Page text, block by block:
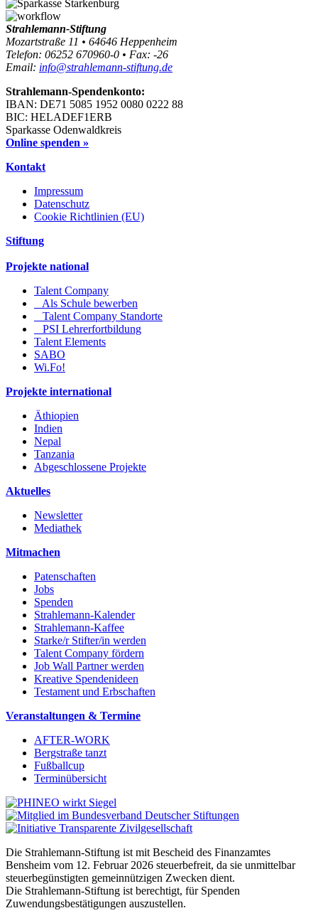
Strahlemann-Stiftung
Mozartstraße 11 • 64646 Heppenheim
Telefon: 06252 670960-0 • Fax: -26
Email: info@strahlemann-stiftung.de
Strahlemann-Spendenkonto:
IBAN: DE71 5085 1952 0080 0222 88
BIC: HELADEF1ERB
Sparkasse Odenwaldkreis
Online spenden »
Kontakt
Impressum
Datenschutz
Cookie Richtlinien (EU)
Stiftung
Projekte national
Talent Company
Als Schule bewerben
Talent Company Standorte
PSI Lehrerfortbildung
Talent Elements
SABO
Wi.Fo!
Projekte international
Äthiopien
Indien
Nepal
Tanzania
Abgeschlossene Projekte
Aktuelles
Newsletter
Mediathek
Mitmachen
Patenschaften
Jobs
Spenden
Strahlemann-Kalender
Strahlemann-Kaffee
Starke/r Stifter/in werden
Talent Company fördern
Job Wall Partner werden
Kreative Spendenideen
Testament und Erbschaften
Veranstaltungen & Termine
AFTER-WORK
Bergstraße tanzt
Fußballcup
Terminübersicht
Die Strahlemann-Stiftung ist mit Bescheid des Finanzamtes
Bensheim vom 12. Februar 2026 steuerbefreit, da sie unmittelbar
steuerbegünstigten gemeinnützigen Zwecken dient.
Die Strahlemann-Stiftung ist berechtigt, für Spenden
Zuwendungsbestätigungen auszustellen.